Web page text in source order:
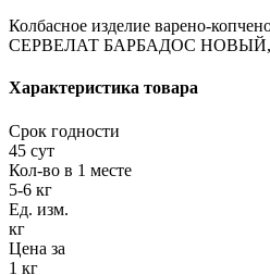
Колбасное изделие варено-
СЕРВЕЛАТ БАРБАДОС НОВЫЙ,
Характеристика товара
Срок годности
45 сут
Кол-во в 1 месте
5-6 кг
Ед. изм.
кг
Цена за
1 кг